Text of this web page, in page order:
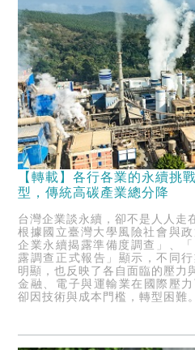
【轉載】各行各業的永續挑
型，傳統高碳產業總分降
台灣企業談永續，卻不是人人走
根據國立臺灣大學風險社會與
企業永續揭露準備度調查」、
露調查正式報告」顯示，不同
明顯，也反映了各自面臨的壓力
金融、電子與運輸業在國際壓
卻因技術與成本門檻，轉型困難。